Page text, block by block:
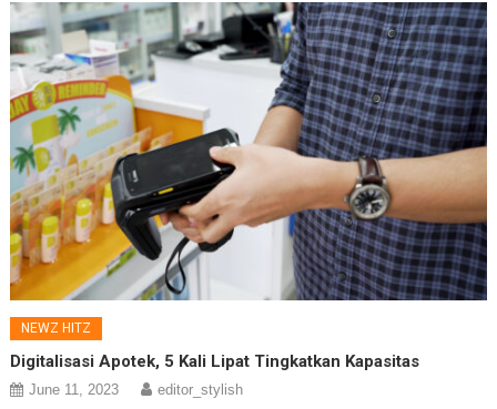
NEWZ HITZ
Digitalisasi Apotek, 5 Kali Lipat Tingkatkan Kapasitas
June 11, 2023 editor_stylish